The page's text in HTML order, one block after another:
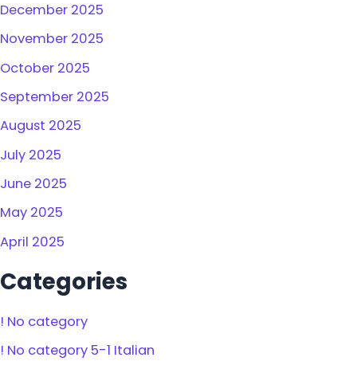
December 2025
November 2025
October 2025
September 2025
August 2025
July 2025
June 2025
May 2025
April 2025
Categories
! No category
! No category 5-1 Italian